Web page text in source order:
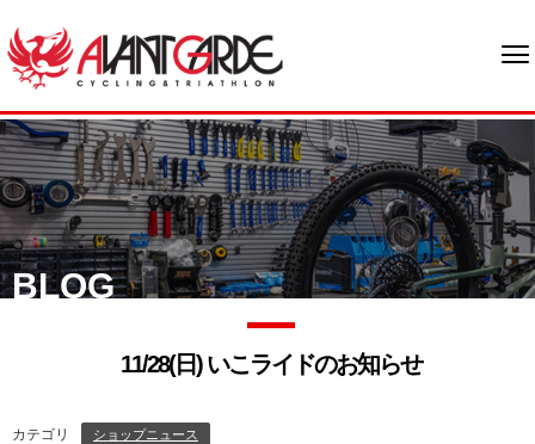
BLOG
11/28(日) いこライドのお知らせ
カテゴリ ショップニュース